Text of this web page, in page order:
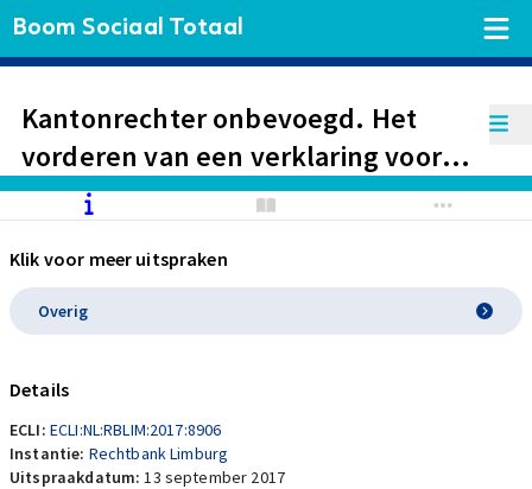
Boom Sociaal Totaal
Kantonrechter onbevoegd. Het
vorderen van een verklaring voor
recht dat er een tweede
dienstverband is ontstaan en dat
werkgever gehouden is om aan
werkneemster een uitkering
krachtens de Ziektewet te doen
toekomen betreft een
bestuursrechtelijke
aangelegenheid.
Klik voor meer uitspraken
Overig
Details
ECLI: ECLI:NL:RBLIM:2017:8906
Instantie: Rechtbank Limburg
Uitspraakdatum:13 september 2017